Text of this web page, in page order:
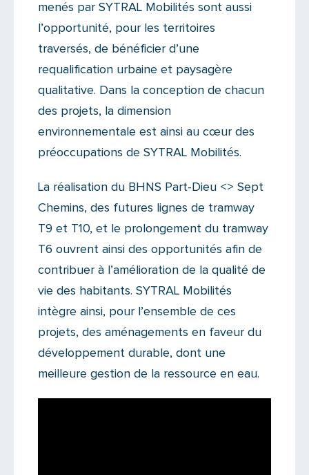
menés par SYTRAL Mobilités sont aussi
l’opportunité, pour les territoires
traversés, de bénéficier d’une
requalification urbaine et paysagère
qualitative. Dans la conception de chacun
des projets, la dimension
environnementale est ainsi au cœur des
préoccupations de SYTRAL Mobilités.
La réalisation du BHNS Part-Dieu <> Sept
Chemins, des futures lignes de tramway
T9 et T10, et le prolongement du tramway
T6 ouvrent ainsi des opportunités afin de
contribuer à l’amélioration de la qualité de
vie des habitants. SYTRAL Mobilités
intègre ainsi, pour l’ensemble de ces
projets, des aménagements en faveur du
développement durable, dont une
meilleure gestion de la ressource en eau.